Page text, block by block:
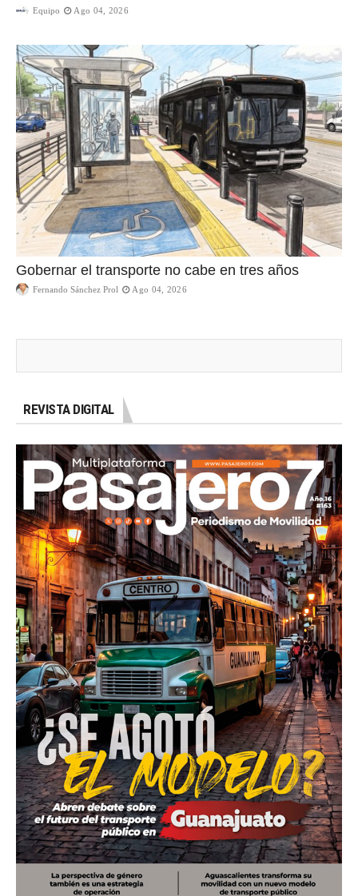
Equipo Ago 04, 2026
Gobernar el transporte no cabe en tres años
Fernando Sánchez Prol Ago 04, 2026
REVISTA DIGITAL